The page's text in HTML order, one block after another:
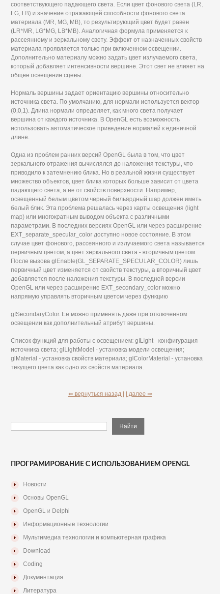
соответствующего падающего света. Если цвет фонового света (LR,
LG, LB) и значение отражающей способности фонового света
материала (MR, MG, MB), то результирующий цвет будет равен
(LR*MR, LG*MG, LB*MB). Аналогичная формула применяется к
рассеянному и зеркальному свету. Эффект от назначенных свойств
материала проявляется только при включенном освещении.
Дополнительно материалу можно задать цвет излучаемого света,
который добавляет интенсивности вершине. Этот свет не влияет на
общее освещение сцены.
Нормаль вершины задает ориентацию вершины относительно
источника света. По умолчанию, для нормали используется вектор
(0,0,1). Длина нормали определяет, как много света получает
вершина от каждого источника. В OpenGL есть возможность
использовать автоматическое приведение нормалей к единичной
длине.
Одна из проблем ранних версий OpenGL была в том, что цвет
зеркального отражения вычислялся до наложения текстуры, что
приводило к затемнению блика. Но в реальной жизни существует
множество объектов, цвет блика которых больше зависит от цвета
падающего света, а не от свойств поверхности. Например,
освещенный белым цветом черный бильярдный шар должен иметь
белый блик. Эта проблема решалась через карты освещения (light
map) или многократным выводом объекта с различными
параметрами. В последних версиях OpenGL или через расширение
EXT_separate_specular_color доступно новое состояние. В этом
случае цвет фонового, рассеянного и излучаемого света называется
первичным цветом, а цвет зеркального света - вторичным цветом.
После вызова glEnable(GL_SEPARATE_SPECULAR_COLOR) лишь
первичный цвет изменяется от свойств текстуры, а вторичный цвет
добавляется после наложения текстуры. В последней версии
OpenGL или через расширение EXT_secondary_color можно
напрямую управлять вторичным цветом через функцию
gISecondaryColor. Ее можно применять даже при отключенном
освещении как дополнительный атрибут вершины.
Список функций для работы с освещением: gILight - конфигурация
источника света; gILightModel - установка модели освещения;
glMaterial - установка свойств материала; gIColorMaterial - установка
текущего цвета как одно из свойств материала.
⇐ вернуться назад | | далее ⇒
ПРОГРАМИРОВАНИЕ С ИСПОЛЬЗОВАНИЕМ OPENGL
Новости
Основы OpenGL
OpenGL и Delphi
Информационные технологии
Мультимедиа технологии и компьютерная графика
Download
Coding
Документация
Литература